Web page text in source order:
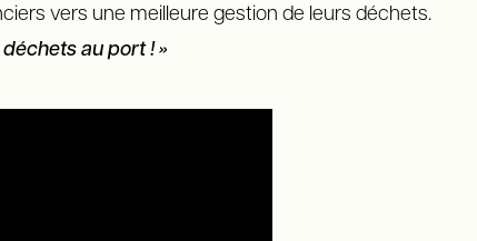
vers une meilleure gestion de leurs déchets.
au port ! »